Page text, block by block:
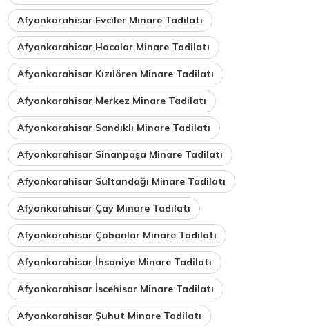
Afyonkarahisar Evciler Minare Tadilatı
Afyonkarahisar Hocalar Minare Tadilatı
Afyonkarahisar Kızılören Minare Tadilatı
Afyonkarahisar Merkez Minare Tadilatı
Afyonkarahisar Sandıklı Minare Tadilatı
Afyonkarahisar Sinanpaşa Minare Tadilatı
Afyonkarahisar Sultandağı Minare Tadilatı
Afyonkarahisar Çay Minare Tadilatı
Afyonkarahisar Çobanlar Minare Tadilatı
Afyonkarahisar İhsaniye Minare Tadilatı
Afyonkarahisar İscehisar Minare Tadilatı
Afyonkarahisar Şuhut Minare Tadilatı